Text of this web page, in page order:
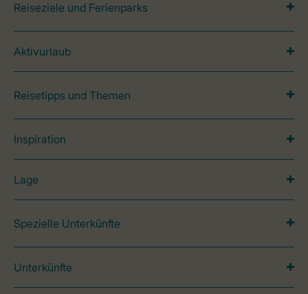
Reiseziele und Ferienparks
Aktivurlaub
Reisetipps und Themen
Inspiration
Lage
Spezielle Unterkünfte
Unterkünfte